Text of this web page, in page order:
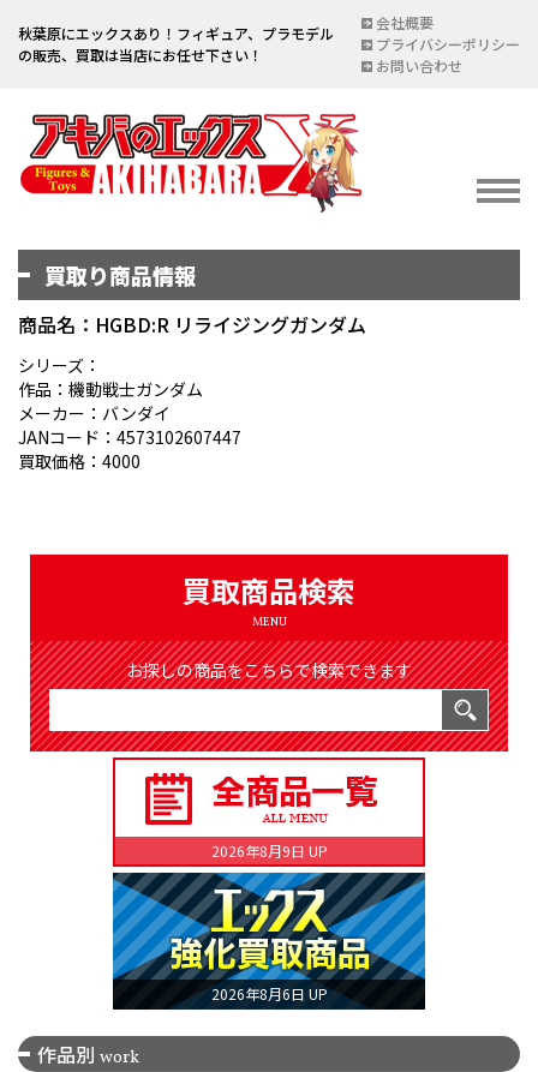
秋葉原にエックスあり！フィギュア、プラモデル
の販売、買取は当店にお任せ下さい！
会社概要
プライバシーポリシー
お問い合わせ
イベント情報
宅配買取のご案内
DELIVERY PURCHASE
買取お申し込み
ASSESSMENT
買取り商品情報
商品名：HGBD:R リライジングガンダム
シリーズ：
作品：機動戦士ガンダム
メーカー：バンダイ
JANコード：4573102607447
買取価格：4000
買取商品検索
MENU
お探しの商品をこちらで検索できます
2026年8月9日 UP
2026年8月6日 UP
作品別 work